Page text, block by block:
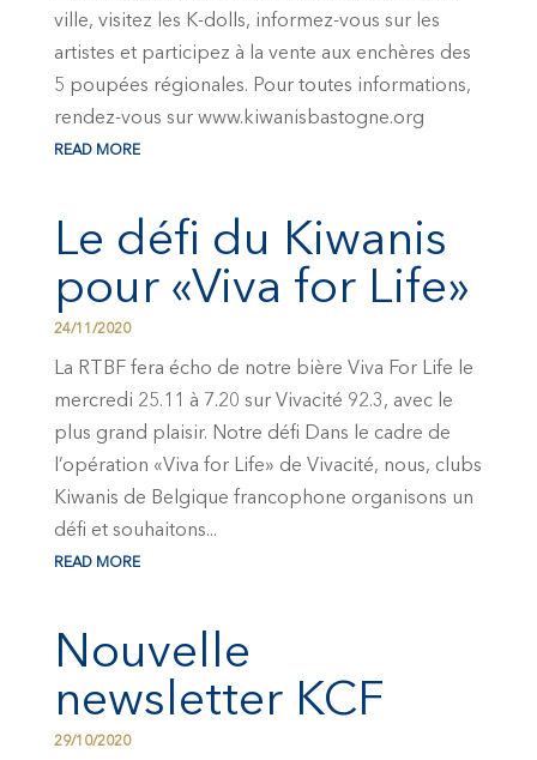
ville, visitez les K-dolls, informez-vous sur les
artistes et participez à la vente aux enchères des
5 poupées régionales. Pour toutes informations,
rendez-vous sur www.kiwanisbastogne.org
READ MORE
Le défi du Kiwanis
pour «Viva for Life»
24/11/2020
La RTBF fera écho de notre bière Viva For Life le
mercredi 25.11 à 7.20 sur Vivacité 92.3, avec le
plus grand plaisir. Notre défi Dans le cadre de
l’opération «Viva for Life» de Vivacité, nous, clubs
Kiwanis de Belgique francophone organisons un
défi et souhaitons...
READ MORE
Nouvelle
newsletter KCF
29/10/2020